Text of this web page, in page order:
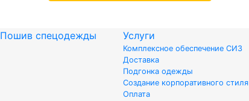
Пошив спецодежды Услуги
Комплексное обеспечение СИЗ
Доставка
Подгонка одежды
Создание корпоративного стиля
Оплата